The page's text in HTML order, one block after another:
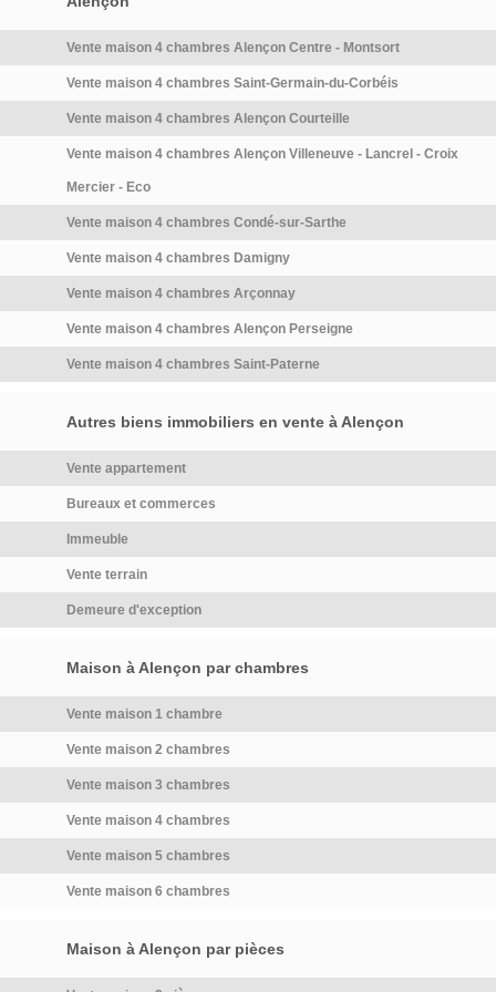
qu'un accès au garage, et une
partie en herbe, le tout
immobilière >>
l'intérieur: cette maison de 110
m² propose une entrée
lumineux, une cuisine ouverte
équipée, une buanderie et une
avec dressing et salle d'eau en
chambres, une salle d'eau et
des toilettes à l'étage.Pas de
pour plus d'informations.Les
informations sur les risques
Vente maison 4 chambres Alençon Centre - Montsort
Vente maison 4 chambres Saint-Germain-du-Corbéis
Vente maison 4 chambres Alençon Courteille
Vente maison 4 chambres Alençon Villeneuve - Lancrel - Croix
Mercier - Eco
Vente maison 4 chambres Condé-sur-Sarthe
Vente maison 4 chambres Damigny
Vente maison 4 chambres Arçonnay
Vente maison 4 chambres Alençon Perseigne
Vente maison 4 chambres Saint-Paterne
Autres biens immobiliers en vente à Alençon
Vente appartement
Bureaux et commerces
Immeuble
Vente terrain
Demeure d'exception
Maison à Alençon par chambres
Vente maison 1 chambre
Vente maison 2 chambres
Vente maison 3 chambres
Vente maison 4 chambres
Vente maison 5 chambres
Vente maison 6 chambres
Maison à Alençon par pièces